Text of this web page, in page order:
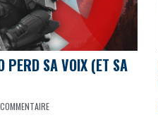
PERD SA VOIX (ET SA